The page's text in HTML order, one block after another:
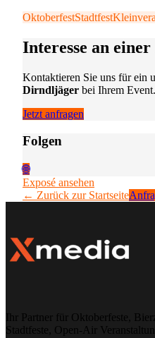
OktoberfestStadtfest
Interesse an
Kontaktieren Sie uns für ein
Dirndljäger bei Ihrem Event.
Jetzt anfragen
Folgen
🌐
Exposé ansehen
← Zurück zur Startseite
Ihr Partner für Oktoberfeste,
Stadtfeste, Open-Air